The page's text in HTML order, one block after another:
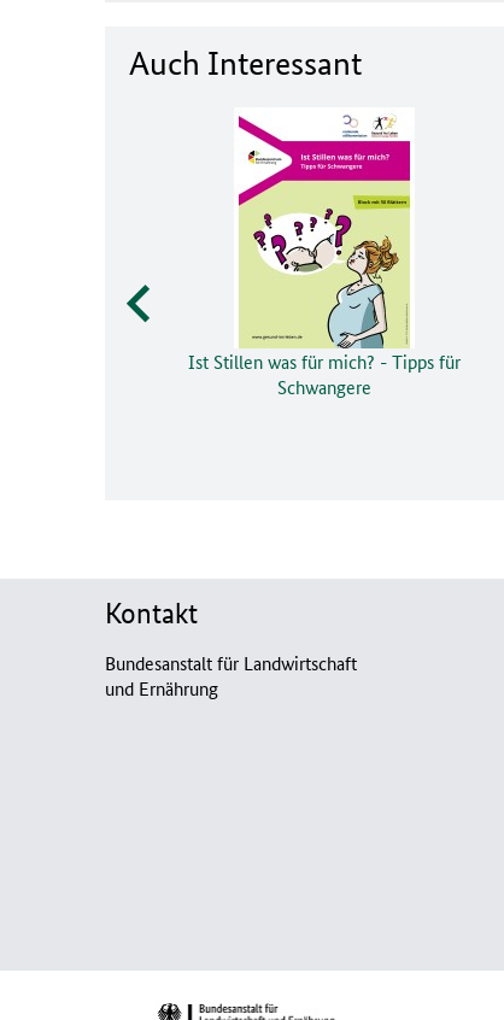
Auch Interessant
Ist Stillen was für mich? - Tipps für
Schwangere
Kontakt
Bundesanstalt für Landwirtschaft
und Ernährung